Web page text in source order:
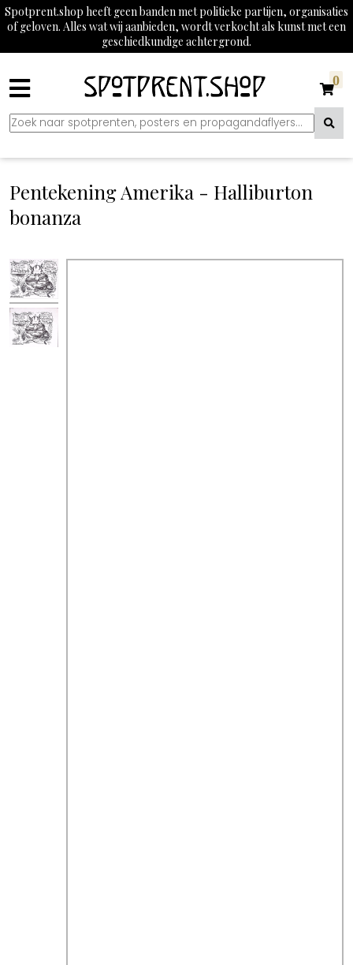
Spotprent.shop heeft geen banden met politieke partijen, organisaties
of geloven. Alles wat wij aanbieden, wordt verkocht als kunst met een
geschiedkundige achtergrond.
0
Pentekening Amerika - Halliburton
bonanza